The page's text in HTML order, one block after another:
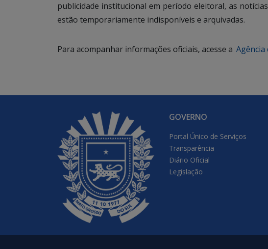
publicidade institucional em período eleitoral, as
estão temporariamente indisponíveis e arquivadas.
Para acompanhar informações oficiais, acesse a Agência
GOVERNO
Portal Único de Serviços
Transparência
Diário Oficial
Legislação